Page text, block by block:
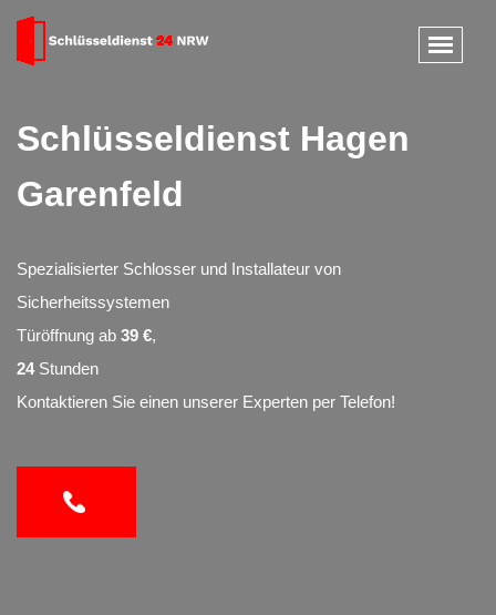
Schlüsseldienst Hagen
Garenfeld
Spezialisierter Schlosser und Installateur von
Sicherheitssystemen
Türöffnung ab 39 €,
24Stunden
Kontaktieren Sie einen unserer Experten per Telefon!